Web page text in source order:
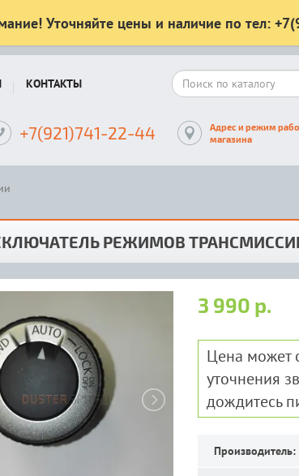
Уточняйте цены и наличие по тел:
КОНТАКТЫ
+7(921)741-22-44
Адрес и режим
магазина
РЕЖИМОВ
3 990 р.
Цена может
уточнения
дождитесь
Производитель: